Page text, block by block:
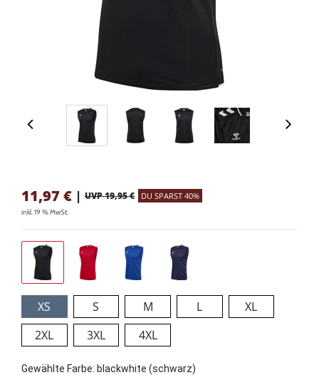
11,97 € | UVP 19,95 € DU SPARST 40%
inkl. 19 % MwSt.
XS S M L
XL
2XL
3XL 4XL
Gewählte Farbe: blackwhite (schwarz)